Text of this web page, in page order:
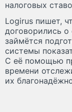
налоговых
Logirus пишет,
договорились о
займётся
системы
С её помощью
времени
их